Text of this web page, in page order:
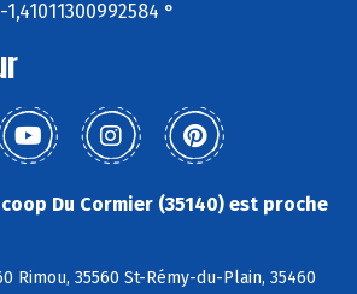
-1,41011300992584 °
Du Cormier (35140) est proche
Rimou, 35560 St-Rémy-du-Plain, 35460